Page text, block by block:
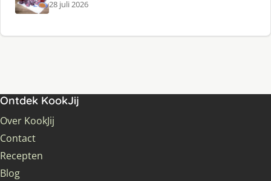
28 juli 2026
Ontdek KookJij
Over KookJij
Contact
Recepten
Blog